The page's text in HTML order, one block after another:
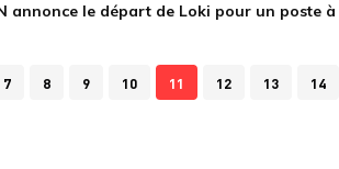
annonce le départ de Loki pour un poste
7 8 9 10 11 12 13 14